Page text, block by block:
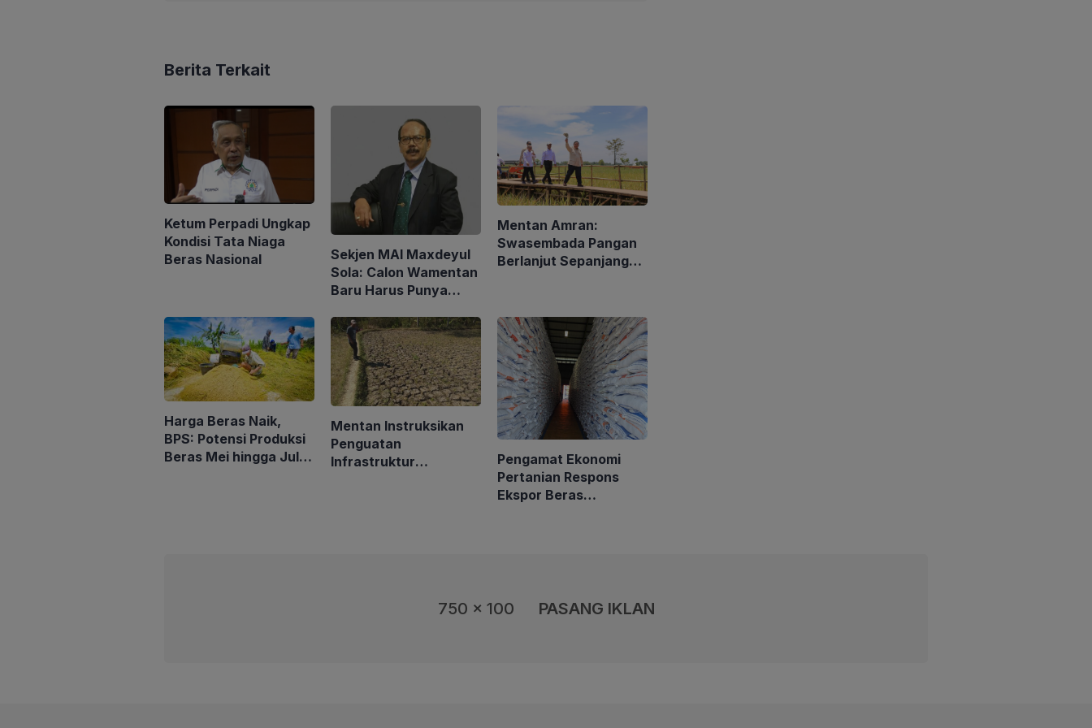
Berita Terkait
Ketum Perpadi Ungkap
Kondisi Tata Niaga
Beras Nasional
Sekjen MAI Maxdeyul
Sola: Calon Wamentan
Baru Harus Punya
Konsep Holistik
Mentan Amran:
Swasembada Pangan
Berlanjut Sepanjang
Harga Beras Naik,
BPS: Potensi Produksi
Beras Mei hingga Juli
Mentan Instruksikan
Penguatan
Infrastruktur
Pengamat Ekonomi
Pertanian Respons
Ekspor Beras
750 x 100 PASANG IKLAN